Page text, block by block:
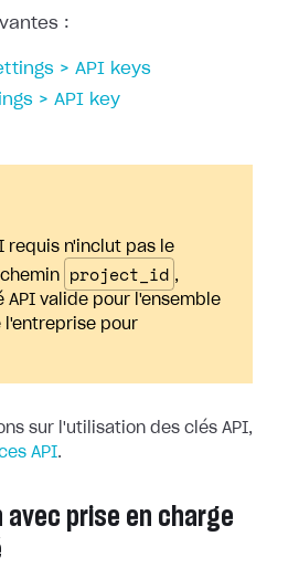
:
> API keys
> API key
requis n'inclut pas le
project_id ,
API valide pour l'ensemble
l'entreprise pour
sur l'utilisation des clés API,
API.
prise en charge